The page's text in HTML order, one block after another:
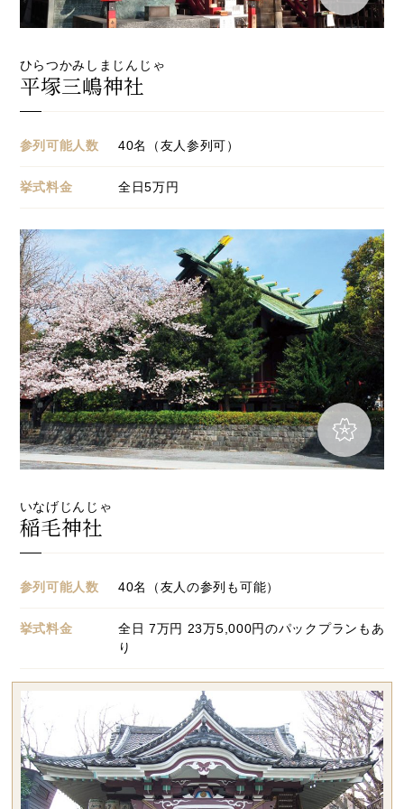
ひらつかみしまじんじゃ
平塚三嶋神社
参列可能人数 40名（友人参列可）
挙式料金 全日5万円
いなげじんじゃ
稲毛神社
参列可能人数 40名（友人の参列も可能）
挙式料金 全日 7万円 23万5,000円のパックプランもあ
り